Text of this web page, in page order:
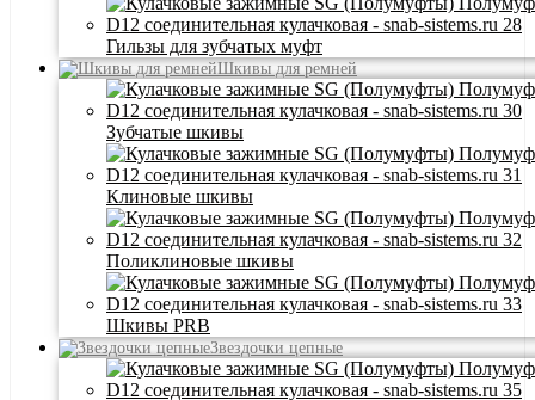
Гильзы для зубчатых муфт
Шкивы для ремней
Зубчатые шкивы
Клиновые шкивы
Поликлиновые шкивы
Шкивы PRB
Звездочки цепные